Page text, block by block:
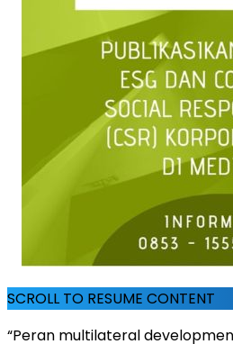
SCROLL TO RESUME CONTENT
“Peran multilateral